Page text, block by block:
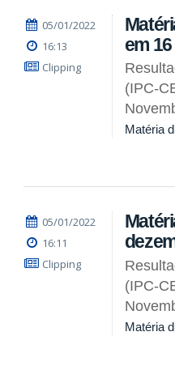
05/01/2022
16:13
Clipping
em
(IPC-
Matéria
05/01/2022
16:11
Clipping
(IPC-
Matéria